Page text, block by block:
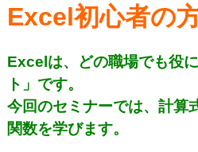
Excel初心者の
Excelは、どの職場でも役
ト」です。
今回のセミナーでは、計算
関数を学びます。